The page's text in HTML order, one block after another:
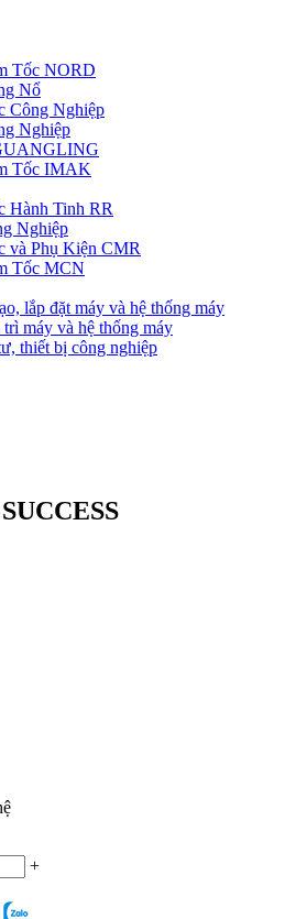
Tốc NORD
Nổ
Công Nghiệp
Nghiệp
Tốc IMAK
Hành Tinh RR
Nghiệp
và Phụ Kiện CMR
Tốc MCN
lắp đặt máy và hệ thống máy
trì máy và hệ thống máy
thiết bị công nghiệp
+